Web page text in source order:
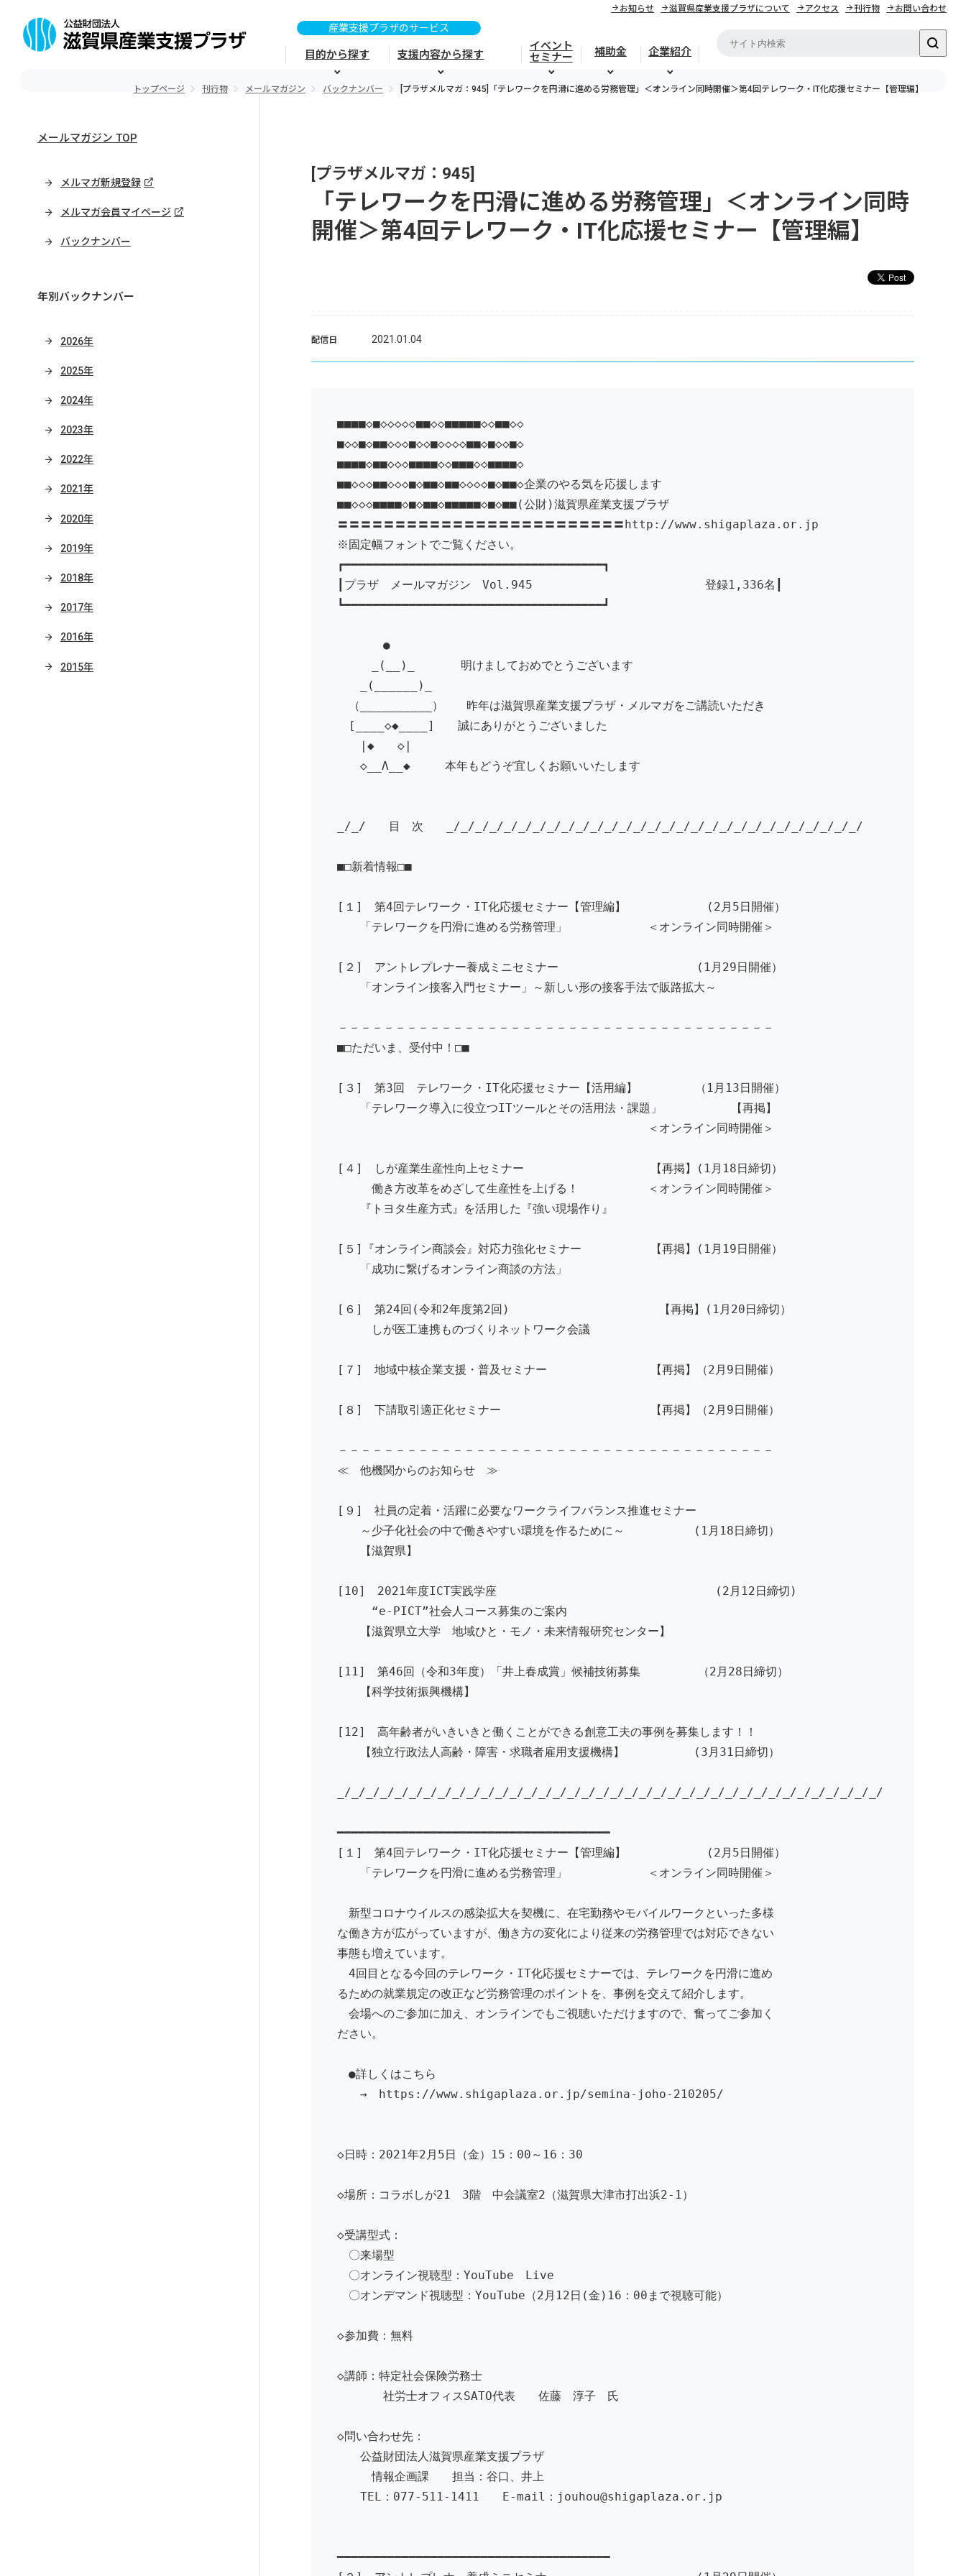
目的から探す 支援内容から探す
イベント
セミナー
補助金 企業紹介
お知らせ 滋賀県産業支援プラザについて アクセス 刊行物 お問い合わせ
トップページ 刊行物 メールマガジン バックナンバー [プラザメルマガ：945]「テレワークを円滑に進める労務管理」＜オンライン同時開催＞第4回テレワーク・IT化応援セミナー【管理編】
メールマガジン TOP
メルマガ新規登録
メルマガ会員マイページ
バックナンバー
年別バックナンバー
2026年
2025年
2024年
2023年
2022年
2021年
2020年
2019年
2018年
2017年
2016年
2015年
[プラザメルマガ：945]
「テレワークを円滑に進める労務管理」＜オンライン同時
開催＞第4回テレワーク・IT化応援セミナー【管理編】
配信日 2021.01.04
■■■■◇■◇◇◇◇◇■■◇◇■■■■■◇◇■■◇◇
■◇◇■◇■■◇◇◇■◇◇■◇◇◇◇■■◇■◇◇■◇
■■■■◇■■◇◇◇■■■■◇◇■■■◇◇■■■■◇
■■◇◇◇■■◇◇◇■◇■■◇■■◇◇◇◇■◇■■◇企業のやる気を応援します
■■◇◇◇■■■■◇■◇■■◇■■■■■◇■◇■■(公財)滋賀県産業支援プラザ
〓〓〓〓〓〓〓〓〓〓〓〓〓〓〓〓〓〓〓〓〓〓〓〓〓http://www.shigaplaza.or.jp
※固定幅フォントでご覧ください。
┏━━━━━━━━━━━━━━━━━━━━━━━━━━━━━━━━━━━━┓
┃プラザ メールマガジン Vol.945 登録1,336名┃
┗━━━━━━━━━━━━━━━━━━━━━━━━━━━━━━━━━━━━┛
●
_(__)_ 明けましておめでとうございます
_(______)_
（__________） 昨年は滋賀県産業支援プラザ・メルマガをご講読いただき
[____◇◆____] 誠にありがとうございました
|◆ ◇|
◇__Λ__◆ 本年もどうぞ宜しくお願いいたします
_/_/ 目 次 _/_/_/_/_/_/_/_/_/_/_/_/_/_/_/_/_/_/_/_/_/_/_/_/_/_/_/_/_/
■□新着情報□■
[１] 第4回テレワーク・IT化応援セミナー【管理編】 (2月5日開催）
「テレワークを円滑に進める労務管理」 ＜オンライン同時開催＞
[２] アントレプレナー養成ミニセミナー (1月29日開催）
「オンライン接客入門セミナー」～新しい形の接客手法で販路拡大～
－－－－－－－－－－－－－－－－－－－－－－－－－－－－－－－－－－－－－－
■□ただいま、受付中！□■
[３] 第3回 テレワーク・IT化応援セミナー【活用編】 （1月13日開催）
「テレワーク導入に役立つITツールとその活用法・課題」 【再掲】
＜オンライン同時開催＞
[４] しが産業生産性向上セミナー 【再掲】(1月18日締切）
働き方改革をめざして生産性を上げる！ ＜オンライン同時開催＞
『トヨタ生産方式』を活用した『強い現場作り』
[５]『オンライン商談会』対応力強化セミナー 【再掲】(1月19日開催）
「成功に繋げるオンライン商談の方法」
[６] 第24回(令和2年度第2回) 【再掲】(1月20日締切）
しが医工連携ものづくりネットワーク会議
[７] 地域中核企業支援・普及セミナー 【再掲】（2月9日開催）
[８] 下請取引適正化セミナー 【再掲】（2月9日開催）
－－－－－－－－－－－－－－－－－－－－－－－－－－－－－－－－－－－－－－
≪ 他機関からのお知らせ ≫
[９] 社員の定着・活躍に必要なワークライフバランス推進セミナー
～少子化社会の中で働きやすい環境を作るために～ (1月18日締切）
【滋賀県】
[10] 2021年度ICT実践学座 (2月12日締切)
“e-PICT”社会人コース募集のご案内
【滋賀県立大学 地域ひと・モノ・未来情報研究センター】
[11] 第46回（令和3年度）「井上春成賞」候補技術募集 （2月28日締切）
【科学技術振興機構】
[12] 高年齢者がいきいきと働くことができる創意工夫の事例を募集します！！
【独立行政法人高齢・障害・求職者雇用支援機構】 (3月31日締切）
_/_/_/_/_/_/_/_/_/_/_/_/_/_/_/_/_/_/_/_/_/_/_/_/_/_/_/_/_/_/_/_/_/_/_/_/_/_/
━━━━━━━━━━━━━━━━━━━━━━━━━━━━━━━━━━━━━━
[１] 第4回テレワーク・IT化応援セミナー【管理編】 (2月5日開催）
「テレワークを円滑に進める労務管理」 ＜オンライン同時開催＞
新型コロナウイルスの感染拡大を契機に、在宅勤務やモバイルワークといった多様
な働き方が広がっていますが、働き方の変化により従来の労務管理では対応できない
事態も増えています。
4回目となる今回のテレワーク・IT化応援セミナーでは、テレワークを円滑に進め
るための就業規定の改正など労務管理のポイントを、事例を交えて紹介します。
会場へのご参加に加え、オンラインでもご視聴いただけますので、奮ってご参加く
ださい。
●詳しくはこちら
→ https://www.shigaplaza.or.jp/semina-joho-210205/
◇日時：2021年2月5日（金）15：00～16：30
◇場所：コラボしが21 3階 中会議室2（滋賀県大津市打出浜2-1）
◇受講型式：
〇来場型
〇オンライン視聴型：YouTube Live
〇オンデマンド視聴型：YouTube（2月12日(金)16：00まで視聴可能）
◇参加費：無料
◇講師：特定社会保険労務士
社労士オフィスSATO代表 佐藤 淳子 氏
◇問い合わせ先：
公益財団法人滋賀県産業支援プラザ
情報企画課 担当：谷口、井上
TEL：077-511-1411 E-mail：jouhou@shigaplaza.or.jp
━━━━━━━━━━━━━━━━━━━━━━━━━━━━━━━━━━━━━━